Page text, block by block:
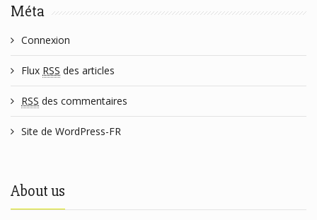
Méta
Connexion
Flux RSS des articles
RSS des commentaires
Site de WordPress-FR
About us